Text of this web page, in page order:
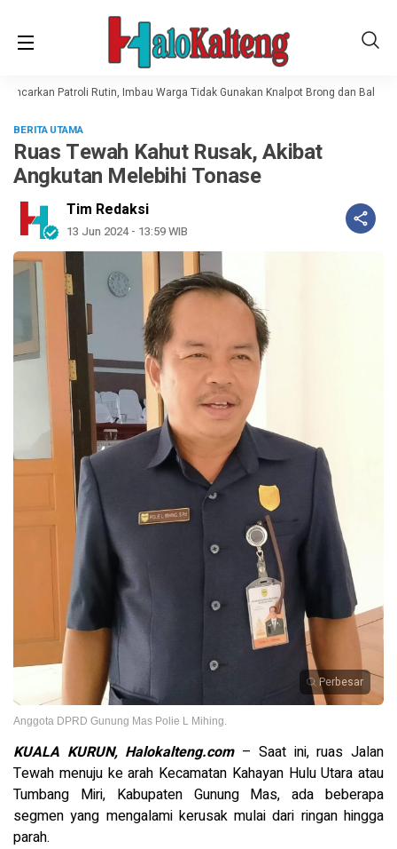
Patroli Rutin, Imbau Warga Tidak Gunakan Knalpot Brong dan Balap
BERITA UTAMA
Ruas Tewah Kahut Rusak, Akibat
Angkutan Melebihi Tonase
Tim Redaksi
13 Jun 2024 - 13:59 WIB
Perbesar
Anggota DPRD Gunung Mas Polie L Mihing.
KUALA KURUN, Halokalteng.com – Saat ini, ruas Jalan
Tewah menuju ke arah Kecamatan Kahayan Hulu Utara atau
Tumbang Miri, Kabupaten Gunung Mas, ada beberapa
segmen yang mengalami kerusak mulai dari ringan hingga
parah.